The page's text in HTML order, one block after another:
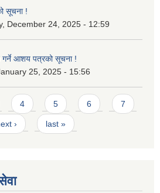
सूचना !
December 24, 2025 - 12:59
गर्ने आशय पत्रको सूचना !
25, 2025 - 15:56
4 5 6 7
› last »